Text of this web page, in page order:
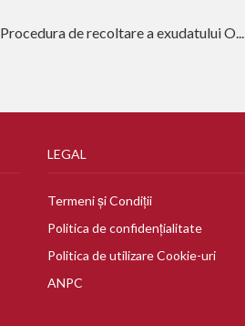
Procedura de recoltare a exudatului O...
LEGAL
Termeni și Condiții
Politica de confidențialitate
Politica de utilizare Cookie-uri
ANPC